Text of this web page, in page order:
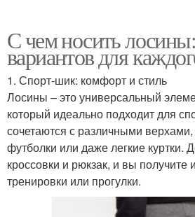
С чем носить
вариантов для
1. Спорт-шик: комфорт и стиль
Лосины – это универсальный
который идеально подходит для
сочетаются с различными верхами,
футболки или даже легкие куртки.
кроссовки и рюкзак, и вы
тренировки или прогулки.